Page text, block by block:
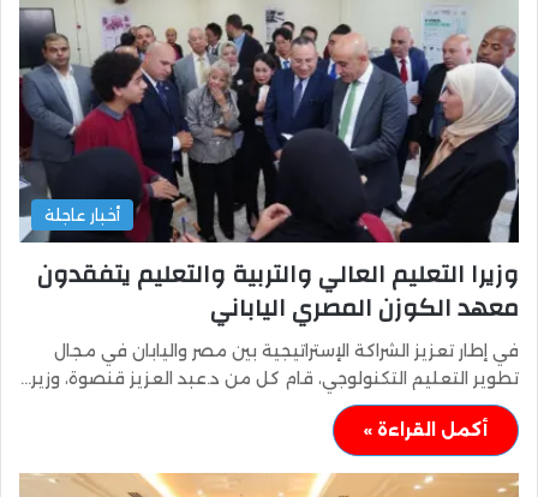
أخبار عاجلة
وزيرا التعليم العالي والتربية والتعليم يتفقدون
معهد الكوزن المصري الياباني
في إطار تعزيز الشراكة الإستراتيجية بين مصر واليابان في مجال
تطوير التعليم التكنولوجي، قام كل من د.عبد العزيز قنصوة، وزير…
أكمل القراءة »